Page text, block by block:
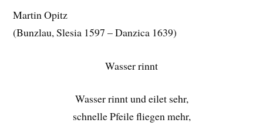
Martin Opitz
(Bunzlau, Slesia 1597 – Danzica 1639)
Wasser rinnt
Wasser rinnt und eilet sehr,
schnelle Pfeile fliegen mehr,